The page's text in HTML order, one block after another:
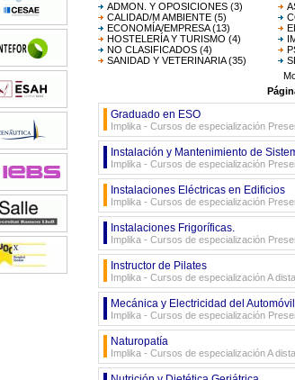
ADMON. Y OPOSICIONES (3)
CALIDAD/M AMBIENTE (5)
ECONOMÍA/EMPRESA(13)
HOSTELERÍA Y TURISMO (4)
NO CLASIFICADOS (4)
SANIDAD Y VETERINARIA(35)
Graduado en ESO
Implika - Cursos de especialización
Instalación y Mantenimiento de
Implika - Cursos de especialización
Instalaciones Eléctricas en Edificios
Implika - Cursos de especialización
Instalaciones Frigoríficas.
Implika - Cursos de especialización
Instructor de Pilates
Implika - Cursos de especialización A
Mecánica y Electricidad del Automóvil
Implika - Cursos de especialización
Naturopatía
Implika - Cursos de especialización A